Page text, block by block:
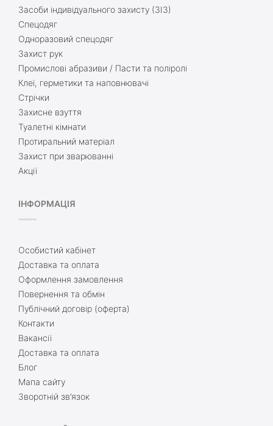
Засоби індивідуального захисту (ЗІЗ)
Спецодяг
Одноразовий спецодяг
Захист рук
Промислові абразиви / Пасти та поліролі
Клеї, герметики та наповнювачі
Стрічки
Захисне взуття
Туалетні кімнати
Протиральний матеріал
Захист при зварюванні
Акції
ІНФОРМАЦІЯ
Особистий кабінет
Доставка та оплата
Оформлення замовлення
Повернення та обмін
Публічний договір (оферта)
Контакти
Вакансії
Доставка та оплата
Блог
Мапа сайту
Зворотній зв’язок